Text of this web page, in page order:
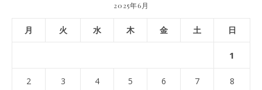
2025年6月
月 火 水 木 金 土 日
1
2 3 4 5 6 7 8